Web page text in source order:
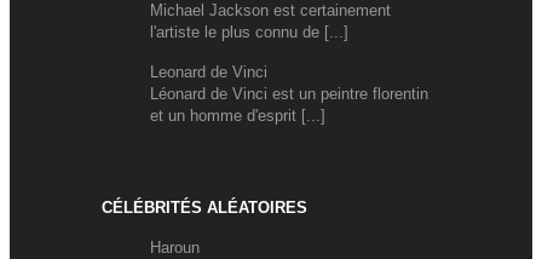
Michael Jackson est certainement
l'artiste le plus connu de [...]
Leonard de Vinci
Léonard de Vinci est un peintre florentin
et un homme d'esprit [...]
CÉLÉBRITÉS ALÉATOIRES
Haroun